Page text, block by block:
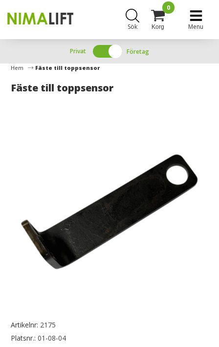
Sök Korg
0
Menu
Privat Företag
Hem Fäste till toppsensor
Fäste till toppsensor
Artikelnr: 2175
Platsnr.: 01-08-04